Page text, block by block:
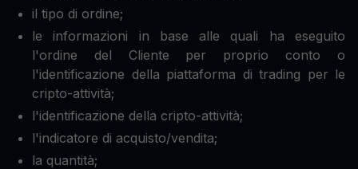
il tipo di ordine;
le informazioni in base alle quali ha eseguito
l'ordine del Cliente per proprio conto o
l'identificazione della piattaforma di trading per le
cripto-attività;
l'identificazione della cripto-attività;
l'indicatore di acquisto/vendita;
la quantità;